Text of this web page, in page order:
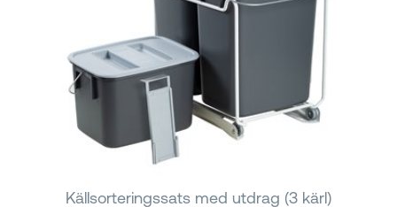
Källsorteringssats med utdrag (3 kärl)